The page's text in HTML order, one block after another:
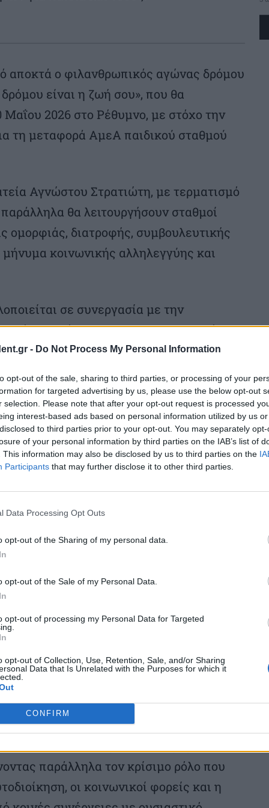
- Do Not Process My Personal Information
opt-out of the sale, sharing to third parties, or processing of your
for targeted advertising by us, please use the below opt-out
selection. Please note that after your opt-out request is processed
interest-based ads based on personal information utilized by us
to third parties prior to your opt-out. You may separately
of your personal information by third parties on the IAB’s list of
This information may also be disclosed by us to third parties on the
Participants that may further disclose it to other third parties.
Data Processing Opt Outs
opt-out of the Sharing of my personal data.
opt-out of the Sale of my Personal Data.
opt-out of processing my Personal Data for Targeted
opt-out of Collection, Use, Retention, Sale, and/or Sharing
Data that Is Unrelated with the Purposes for which it
CONFIRM
αποκτά ο φιλανθρωπικός αγώνας δρόμου
είναι η ζωή σου», που θα
Μαΐου 2026 στο Ρέθυμνο, με στόχο την
τη μεταφορά ΑμεΑ παιδικού σταθμού
Αγνώστου Στρατιώτη, με τερματισμό
θα λειτουργήσουν σταθμοί
ομορφιάς, διατροφής, συμβουλευτικής
μήνυμα κοινωνικής αλληλεγγύης και
σε συνεργασία με την
Κρήτης, με την επιστημονική
Μαθησιακών Τεχνολογιών στη
του Παιδαγωγικού Τμήματος Δ.Ε.
σε περιοχές του Ρεθύμνου,
το Αμάρι, η Αγία Γαλήνη και ο
κρίσιμες υπηρεσίες πρόληψης και
τοπικές κοινωνίες, με έμφαση στην
και των οικογενειών.
το οδοιπορικό τελεί υπό την αιγίδα του
και Αθλητισμού, του υπουργείου
Περιφερειών Ελλάδας, ενώ
μονάδες και επιστημονικό
πρωτοβουλία αναδεικνύει τη
και της συλλογικής δράσης σε μια
παιδιών και οικογενειών παραμένουν
παράλληλα τον κρίσιμο ρόλο που
οι κοινωνικοί φορείς και η